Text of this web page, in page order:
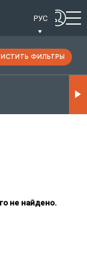
РУС
ФИЛЬТРЫ
не найдено.